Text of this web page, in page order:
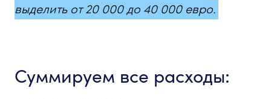
выделить от 20 000 до 40 000 евро.
Суммируем все расходы: